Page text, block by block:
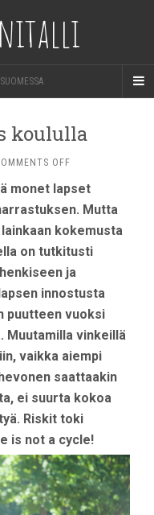
koululla
OFF
RATSASTUS
KOULULLA
monet lapset
Mutta
kokemusta
on tutkitusti
ja
innostusta
puutteen vuoksi
Muutamilla vinkeillä
vaikka aiempi
saattaakin
ei suurta kokoa
Riskit toki
is not a cycle!